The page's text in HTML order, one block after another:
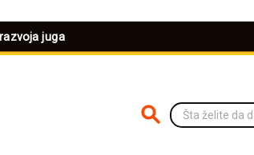
juga
PRETRAŽI NA